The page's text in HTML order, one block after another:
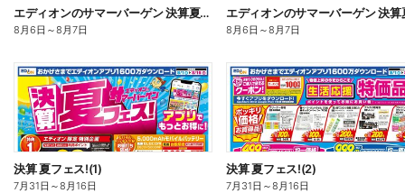
エディオンのサマーバーゲン 決算夏フェス(オモテ)
8月6日 ～8月7日 8月6日 ～8月7日
決算 夏フェス!(1)
7月31日 ～8月16日
決算 夏フェス!(2)
7月31日 ～8月16日